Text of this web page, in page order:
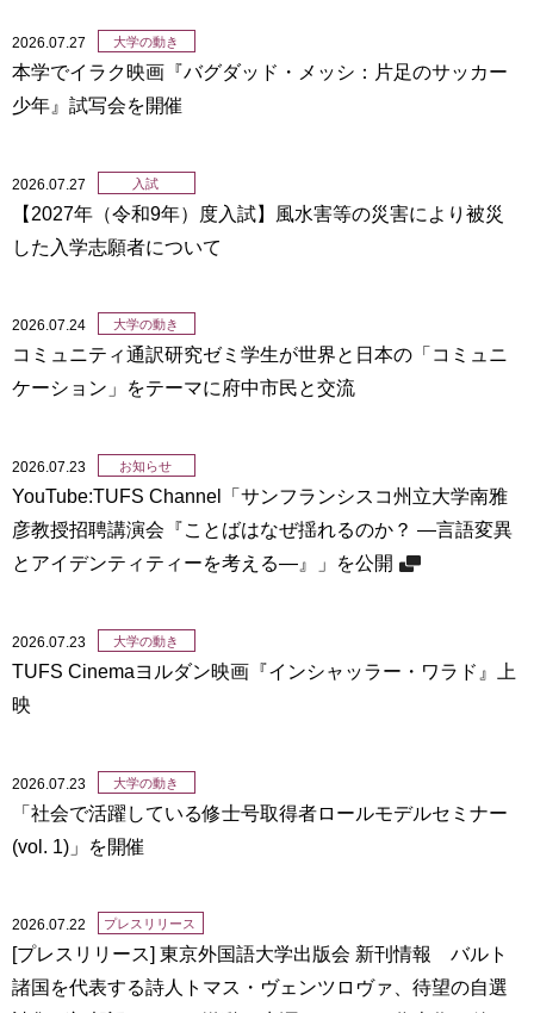
2026.07.27 大学の動き
本学でイラク映画『バグダッド・メッシ：片足のサッカー
少年』試写会を開催
2026.07.27 入試
【2027年（令和9年）度⼊試】⾵⽔害等の災害により被災
した⼊学志願者について
2026.07.24 大学の動き
コミュニティ通訳研究ゼミ学生が世界と日本の「コミュニ
ケーション」をテーマに府中市民と交流
2026.07.23 お知らせ
YouTube:TUFS Channel「サンフランシスコ州立大学南雅
彦教授招聘講演会『ことばはなぜ揺れるのか？ ―言語変異
とアイデンティティーを考える―』」を公開
2026.07.23 大学の動き
TUFS Cinemaヨルダン映画『インシャッラー・ワラド』上
映
2026.07.23 大学の動き
「社会で活躍している修士号取得者ロールモデルセミナー
(vol. 1)」を開催
2026.07.22 プレスリリース
[プレスリリース] 東京外国語大学出版会 新刊情報 バルト
諸国を代表する詩人トマス・ヴェンツロヴァ、待望の自選